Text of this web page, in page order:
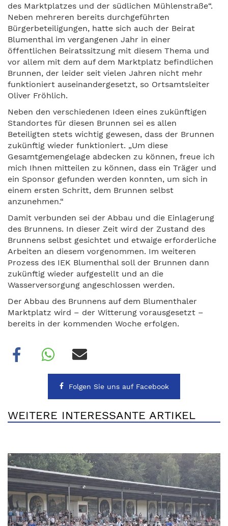
des Marktplatzes und der südlichen Mühlenstraße“.
Neben mehreren bereits durchgeführten
Bürgerbeteiligungen, hatte sich auch der Beirat
Blumenthal im vergangenen Jahr in einer
öffentlichen Beiratssitzung mit diesem Thema und
vor allem mit dem auf dem Marktplatz befindlichen
Brunnen, der leider seit vielen Jahren nicht mehr
funktioniert auseinandergesetzt, so Ortsamtsleiter
Oliver Fröhlich.
Neben den verschiedenen Ideen eines zukünftigen
Standortes für diesen Brunnen sei es allen
Beteiligten stets wichtig gewesen, dass der Brunnen
zukünftig wieder funktioniert. „Um diese
Gesamtgemengelage abdecken zu können, freue ich
mich Ihnen mitteilen zu können, dass ein Träger und
ein Sponsor gefunden werden konnten, um sich in
einem ersten Schritt, dem Brunnen selbst
anzunehmen.“
Damit verbunden sei der Abbau und die Einlagerung
des Brunnens. In dieser Zeit wird der Zustand des
Brunnens selbst gesichtet und etwaige erforderliche
Arbeiten an diesem vorgenommen. Im weiteren
Prozess des IEK Blumenthal soll der Brunnen dann
zukünftig wieder aufgestellt und an die
Wasserversorgung angeschlossen werden.
Der Abbau des Brunnens auf dem Blumenthaler
Marktplatz wird – der Witterung vorausgesetzt –
bereits in der kommenden Woche erfolgen.
Folgen Sie uns auf Facebook
WEITERE INTERESSANTE ARTIKEL